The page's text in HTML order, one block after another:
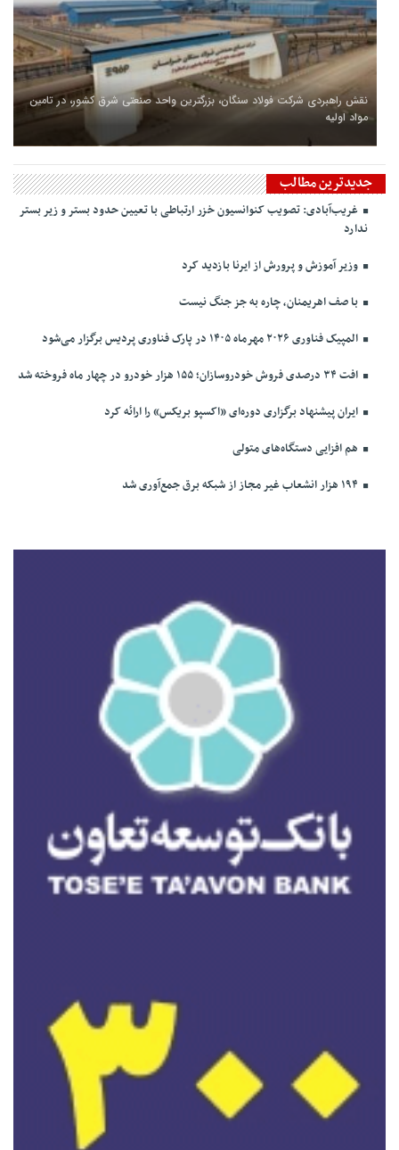
نقش راهبردی شرکت فولاد سنگان، بزرگترین واحد صنعتی شرق کشور، در تامین
مواد اولیه
جدیدترین مطالب
غریب‌آبادی: تصویب کنوانسیون خزر ارتباطی با تعیین حدود بستر و زیر بستر
ندارد
وزیر آموزش و پرورش از ایرنا بازدید کرد
با صف اهریمنان، چاره به جز جنگ نیست
المپیک فناوری ۲۰۲۶ مهرماه ۱۴۰۵ در پارک فناوری پردیس برگزار می‌شود
افت ۳۴ درصدی فروش خودروسازان؛ ۱۵۵ هزار خودرو در چهار ماه فروخته شد
ایران پیشنهاد برگزاری دوره‌ای «اکسپو بریکس» را ارائه کرد
هم افزایی دستگاه‌های متولی